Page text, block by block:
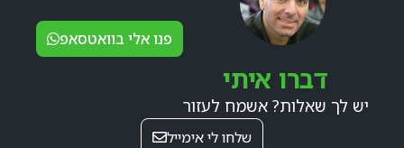
דברו איתי
יש לך שאלות? אשמח לעזור
פנו אלי בוואטסאפ
שלחו לי אימייל